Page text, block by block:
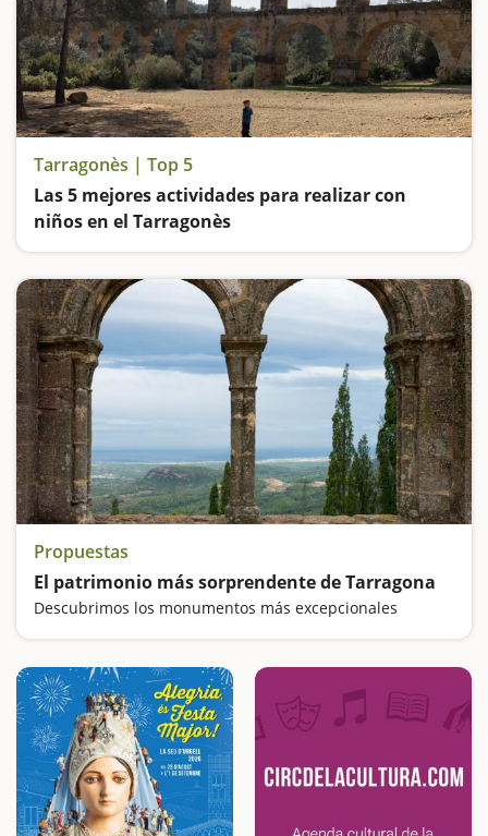
Tarragonès | Top 5
Las 5 mejores actividades para realizar con
niños en el Tarragonès
Propuestas
El patrimonio más sorprendente de Tarragona
Descubrimos los monumentos más excepcionales